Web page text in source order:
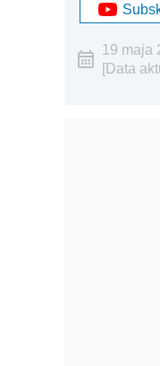
19 maja
[Data